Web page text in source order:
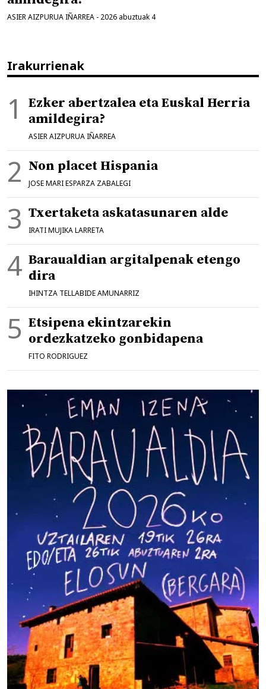
ASIER AIZPURUA IÑARREA - 2026 abuztuak 4
Irakurrienak
Ezker abertzalea eta Euskal Herria
amildegira?
ASIER AIZPURUA IÑARREA
Non placet Hispania
JOSE MARI ESPARZA ZABALEGI
Txertaketa askatasunaren alde
IRATI MUJIKA LARRETA
Baraualdian argitalpenak etengo
dira
IHINTZA TELLABIDE AMUNARRIZ
Etsipena ekintzarekin
ordezkatzeko gonbidapena
FITO RODRIGUEZ